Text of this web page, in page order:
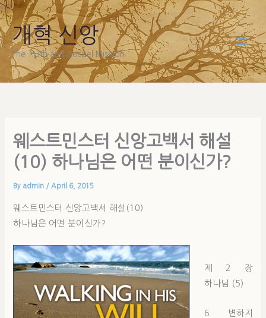
Skip
to
content
개혁 신앙
The Truth and Gospel Mission
웨스트민스터 신앙고백서 해설
(10) 하나님은 어떤 분이신가?
By admin /April 6, 2015
웨스트민스터 신앙고백서 해설(10)
하나님은 어떤 분이신가?
제 2 장
하나님 (5)
6. 변하지